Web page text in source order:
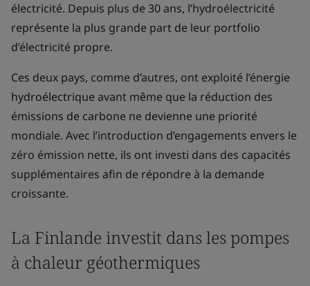
électricité. Depuis plus de 30 ans, l’hydroélectricité
représente la plus grande part de leur portfolio
d’électricité propre.
Ces deux pays, comme d’autres, ont exploité l’énergie
hydroélectrique avant même que la réduction des
émissions de carbone ne devienne une priorité
mondiale. Avec l’introduction d’engagements envers le
zéro émission nette, ils ont investi dans des capacités
supplémentaires afin de répondre à la demande
croissante.
La Finlande investit dans les pompes
à chaleur géothermiques